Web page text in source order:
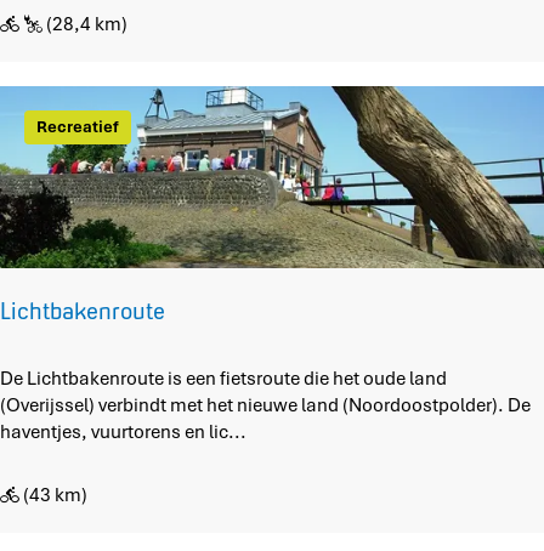
e
r
v
e
n
E
g
W
i
j
e
(28,4 km)
Lichtbakenroute
L
i
c
Recreatief
De Lichtbakenroute is een fietsroute die het oude land
(Overijssel) verbindt met het nieuwe land (Noordoostpolder). De
haventjes, vuurtorens en lic...
(43 km)